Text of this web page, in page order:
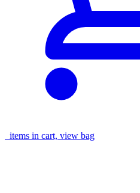
items in cart, view bag